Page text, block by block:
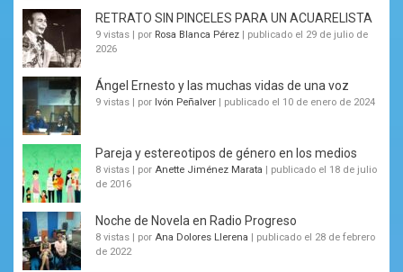
RETRATO SIN PINCELES PARA UN ACUARELISTA
9 vistas por Rosa Blanca Pérez
publicado el 29 de julio de
2026
Ángel Ernesto y las muchas vidas de una voz
9 vistas por Ivón Peñalver publicado el 10 de enero de 2024
Pareja y estereotipos de género en los medios
8 vistas por Anette Jiménez Marata
publicado el 18 de julio
de 2016
Noche de Novela en Radio Progreso
8 vistas por Ana Dolores Llerena
publicado el 28 de febrero
de 2022